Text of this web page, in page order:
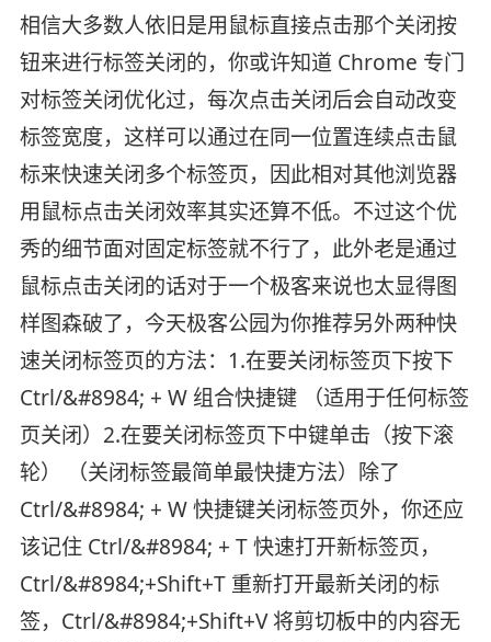
相信大多数人依旧是用鼠标直接点击那个关闭按
钮来进行标签关闭的，你或许知道 Chrome 专门
对标签关闭优化过，每次点击关闭后会自动改变
标签宽度，这样可以通过在同一位置连续点击鼠
标来快速关闭多个标签页，因此相对其他浏览器
用鼠标点击关闭效率其实还算不低。不过这个优
秀的细节面对固定标签就不行了，此外老是通过
鼠标点击关闭的话对于一个极客来说也太显得图
样图森破了，今天极客公园为你推荐另外两种快
速关闭标签页的方法：1.在要关闭标签页下按下
Ctrl/&#8984; + W 组合快捷键 （适用于任何标签
页关闭）2.在要关闭标签页下中键单击（按下滚
轮） （关闭标签最简单最快捷方法）除了
Ctrl/&#8984; + W 快捷键关闭标签页外，你还应
该记住 Ctrl/&#8984; + T 快速打开新标签页，
Ctrl/&#8984;+Shift+T 重新打开最新关闭的标
签，Ctrl/&#8984;+Shift+V 将剪切板中的内容无